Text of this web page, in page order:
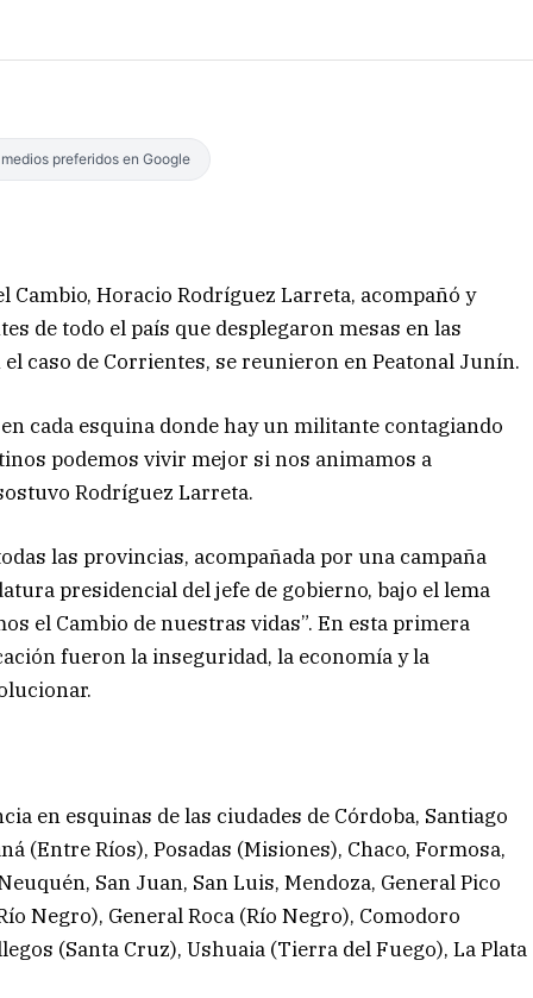
preferidos en Google
Horacio Rodríguez Larreta, acompañó y
de todo el país que desplegaron mesas en las
caso de Corrientes, se reunieron en Peatonal Junín.
cada esquina donde hay un militante contagiando
podemos vivir mejor si nos animamos a
Rodríguez Larreta.
las provincias, acompañada por una campaña
presidencial del jefe de gobierno, bajo el lema
el Cambio de nuestras vidas”. En esta primera
fueron la inseguridad, la economía y la
en esquinas de las ciudades de Córdoba, Santiago
(Entre Ríos), Posadas (Misiones), Chaco, Formosa,
San Juan, San Luis, Mendoza, General Pico
Negro), General Roca (Río Negro), Comodoro
(Santa Cruz), Ushuaia (Tierra del Fuego), La Plata